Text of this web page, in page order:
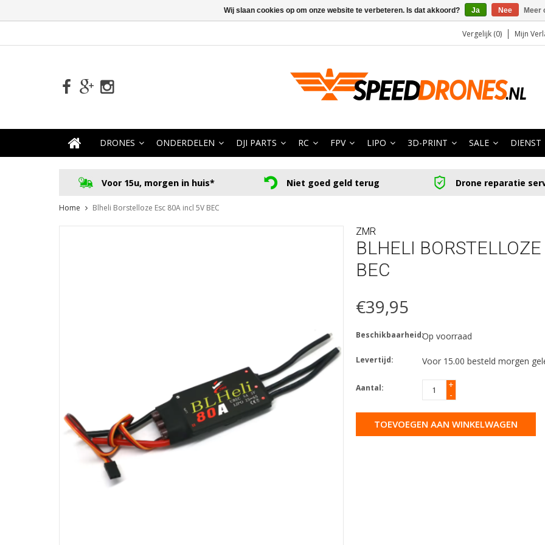
Vergelijk (0) Mijn
DRONES ONDERDELEN DJI PARTS RC FPV LIPO 3D-PRINT SALE DIENST
Voor 15u, morgen in huis* Niet goed geld terug Drone reparatie
Home Blheli Borstelloze Esc 80A incl 5V BEC
ZMR
BLHELI
BEC
€39,95
Beschikbaarheid:Op voorraad
Levertijd: Voor 15.00 besteld morgen
Aantal:
+
-
TOEVOEGEN AAN WINKELWAGEN
Wij slaan cookies op om onze website te verbeteren. Is dat akkoord? Ja Nee Meer